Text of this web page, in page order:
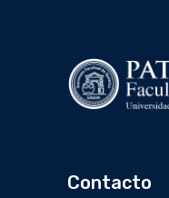
Contacto